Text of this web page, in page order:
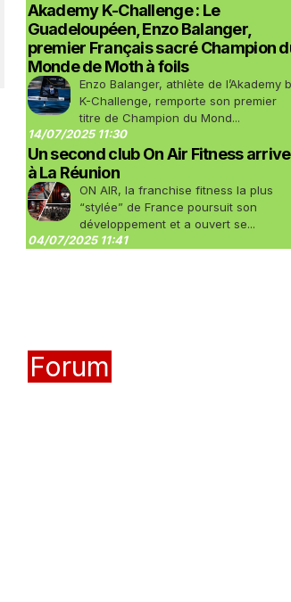
Akademy K-Challenge : Le
Guadeloupéen, Enzo Balanger,
premier Français sacré Champion
Monde de Moth à foils
Enzo Balanger, athlète de l’Akademy
K-Challenge, remporte son premier
titre de Champion du Mond...
14/07/2025 11:30
Un second club On Air Fitness arrive
à La Réunion
ON AIR, la franchise fitness la plus
“stylée” de France poursuit son
développement et a ouvert se...
04/07/2025 11:41
Forum